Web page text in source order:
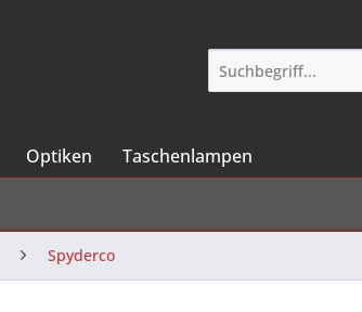
Optiken Taschenlampen
Spyderco